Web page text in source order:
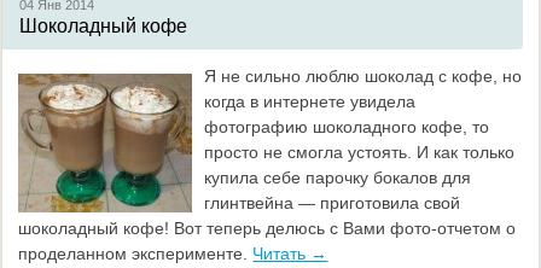
04 Янв2014
Шоколадный кофе
Я не сильно люблю шоколад с кофе, но
когда в интернете увидела
фотографию шоколадного кофе, то
просто не смогла устоять. И как только
купила себе парочку бокалов для
глинтвейна — приготовила свой
шоколадный кофе! Вот теперь делюсь с Вами фото-отчетом о
проделанном эксперименте.
Читать →